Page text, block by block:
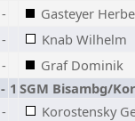
-
Gasteyer
-
Knab Wilhelm
-
Graf Dominik
- 1 SGM Bisambg/
-
Korostensky